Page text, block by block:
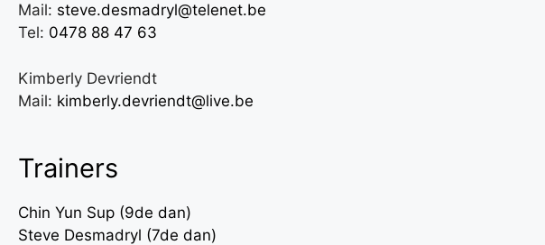
Mail: steve.desmadryl@telenet.be
Tel: 0478 88 47 63
Kimberly Devriendt
Mail: kimberly.devriendt@live.be
Trainers
Chin Yun Sup (9de dan)
Steve Desmadryl (7de dan)